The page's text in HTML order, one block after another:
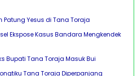
Patung Yesus di Tana Toraja
Ekspose Kasus Bandara Mengkendek
Bupati Tana Toraja Masuk Bui
Tana Toraja Diperpanjang